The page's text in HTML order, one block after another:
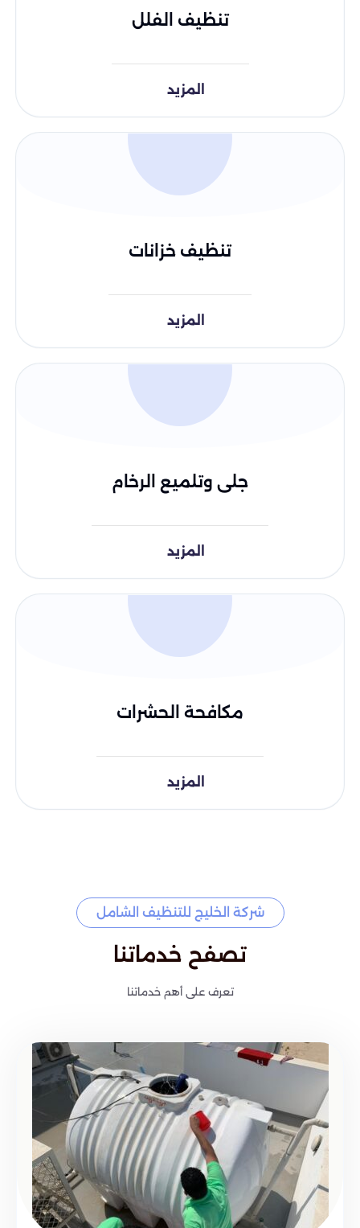
تنظيف الفلل
المزيد
تنظيف خزانات
المزيد
جلى وتلميع الرخام
المزيد
مكافحة الحشرات
المزيد
شركة الخليج للتنظيف الشامل
تصفح خدماتنا
تعرف على أهم خدماتنا